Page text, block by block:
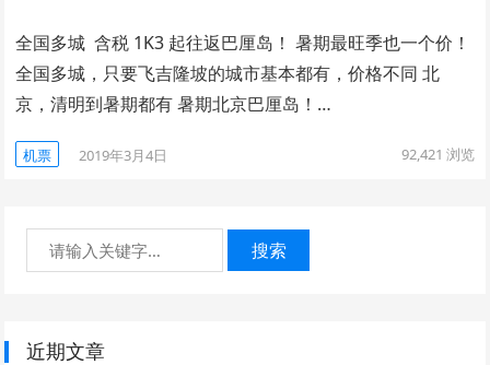
全国多城 含税 1K3 起往返巴厘岛！ 暑期最旺季也一个价！
全国多城，只要飞吉隆坡的城市基本都有，价格不同 北
京，清明到暑期都有 暑期北京巴厘岛！…
机票 2019年3月4日 92,421 浏览
搜索
近期文章